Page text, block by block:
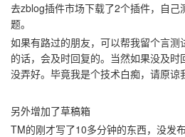
去zblog插件市场下载了2个插件，自己
题。
如果有路过的朋友，可以帮我留个言
的话，会及时回复的。当然如果没及
没弄好。毕竟我是个技术白痴，请原谅
另外增加了草稿箱
TM的刚才写了10多分钟的东西，没发